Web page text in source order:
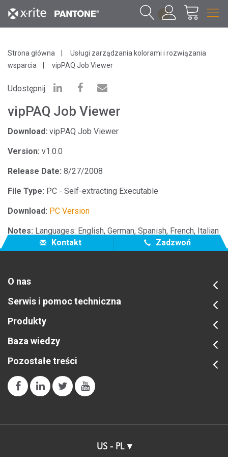
1
Strona główna
Usługi zarządzania kolorami i rozwiązania
wsparcia
vipPAQ Job Viewer
Udostępnij
vipPAQ Job Viewer
Download: vipPAQ Job Viewer
Version: v1.0.0
Release Date: 8/27/2008
File Type: PC - Self-extracting Executable
Download: PC Version
Notes: Languages: English, German, Spanish, French, Italian
Kontakt
Zadzwoń
O nas
Serwis i pomoc techniczna
Produkty
Baza wiedzy
Pozostałe treści
US - PL